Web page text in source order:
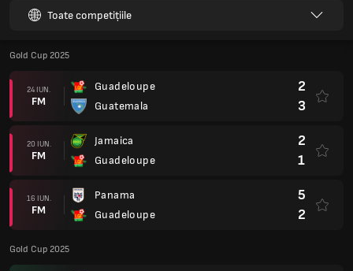
Toate competițiile
Gold Cup 2025
24 IUN.
FM
Guadeloupe
Guatemala
2
3
20 IUN.
FM
Jamaica
Guadeloupe
2
1
16 IUN.
FM
Panama
Guadeloupe
5
2
Gold Cup 2025